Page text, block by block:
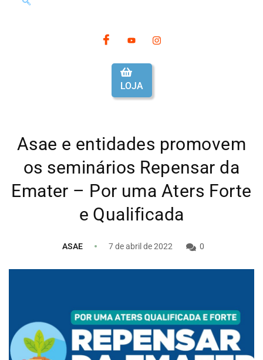
LOJA
Asae e entidades promovem
os seminários Repensar da
Emater – Por uma Aters Forte
e Qualificada
ASAE 7 de abril de 2022 0